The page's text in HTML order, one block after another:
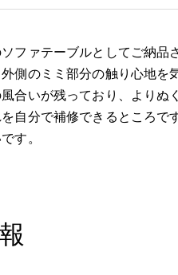
ファテーブルとしてご納
側のミミ部分の触り心地を
合いが残っており、よりぬ
自分で補修できるところで
す。